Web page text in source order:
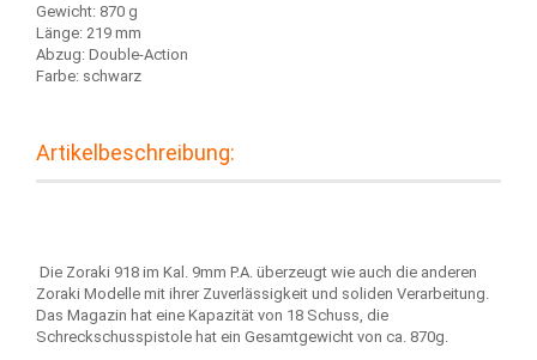
Gewicht: 870 g
Länge: 219 mm
Abzug: Double-Action
Farbe: schwarz
Artikelbeschreibung:
Die Zoraki 918 im Kal. 9mm P.A. überzeugt wie auch die anderen
Zoraki Modelle mit ihrer Zuverlässigkeit und soliden Verarbeitung.
Das Magazin hat eine Kapazität von 18 Schuss, die
Schreckschusspistole hat ein Gesamtgewicht von ca. 870g.